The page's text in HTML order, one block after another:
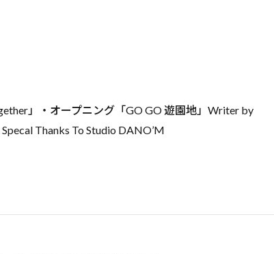
」・オープニング「GO GO 遊園地」Writer by
Thanks To Studio DANO’M